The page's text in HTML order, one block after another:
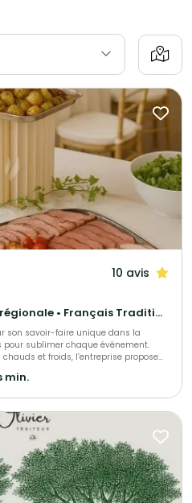
10 avis
Gastronomique • Cuisine régionale • Français Traditionnel
son savoir-faire unique dans la
pour sublimer chaque événement.
et froids, l’entreprise propose
où chaque plat allie saveurs,
les sens et marque les esprits.
min.